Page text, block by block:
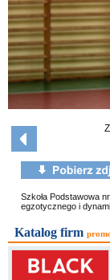
Szkoła Podstawowa
egzotycznego i
Katalog firm